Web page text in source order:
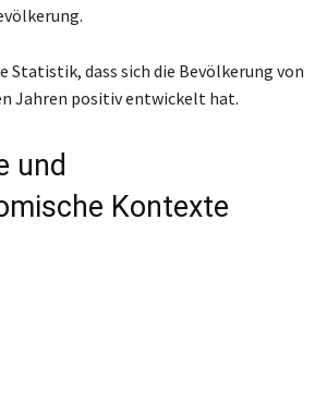
Statistik, dass sich die Bevölkerung von
Jahren positiv entwickelt hat.
und
Kontexte